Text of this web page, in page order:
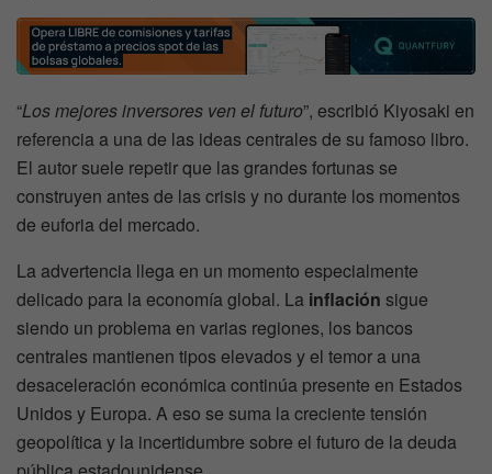
“Los mejores inversores ven el futuro”, escribió Kiyosaki en
referencia a una de las ideas centrales de su famoso libro.
El autor suele repetir que las grandes fortunas se
construyen antes de las crisis y no durante los momentos
de euforia del mercado.
La advertencia llega en un momento especialmente
delicado para la economía global. La inflación sigue
siendo un problema en varias regiones, los bancos
centrales mantienen tipos elevados y el temor a una
desaceleración económica continúa presente en Estados
Unidos y Europa. A eso se suma la creciente tensión
geopolítica y la incertidumbre sobre el futuro de la deuda